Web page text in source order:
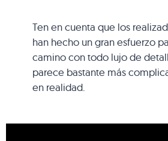
Ten en cuenta que los
han hecho un gran esfuerzo
camino con todo lujo de
parece bastante más
en realidad.